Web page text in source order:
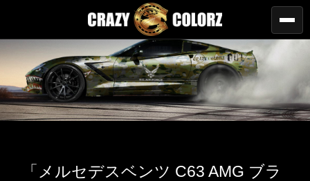
「メルセデスベンツ C63 AMG ブラ